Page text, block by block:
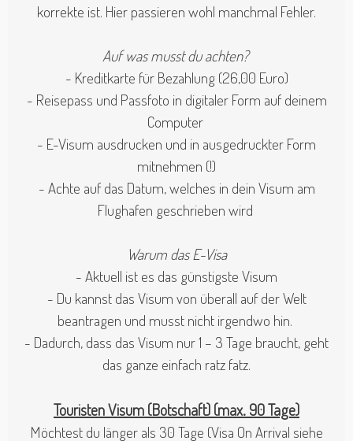
korrekte ist. Hier passieren wohl manchmal Fehler.
Auf was musst du achten?
- Kreditkarte für Bezahlung (26,00 Euro)
- Reisepass und Passfoto in digitaler Form auf deinem
Computer
- E-Visum ausdrucken und in ausgedruckter Form
mitnehmen (!)
- Achte auf das Datum, welches in dein Visum am
Flughafen geschrieben wird
Warum das E-Visa
- Aktuell ist es das günstigste Visum
- Du kannst das Visum von überall auf der Welt
beantragen und musst nicht irgendwo hin.
- Dadurch, dass das Visum nur 1 – 3 Tage braucht, geht
das ganze einfach ratz fatz.
Touristen Visum (Botschaft) (max. 90 Tage)
Möchtest du länger als 30 Tage (Visa On Arrival siehe